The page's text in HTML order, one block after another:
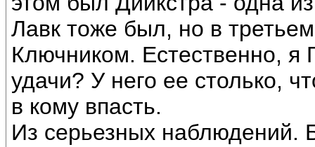
Лавк тоже был, но в
Ключником. Естественно,
удачи? У него ее столько,
в кому впасть.
Из серьезных наблюдений.